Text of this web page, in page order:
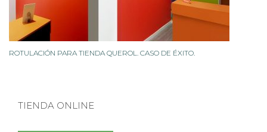
ROTULACIÓN PARA TIENDA QUEROL. CASO DE ÉXITO.
TIENDA ONLINE